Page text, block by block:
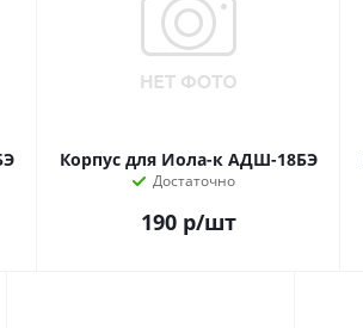
Корпус для Иола-к АДШ-18БЭ
Достаточно
190 р/шт